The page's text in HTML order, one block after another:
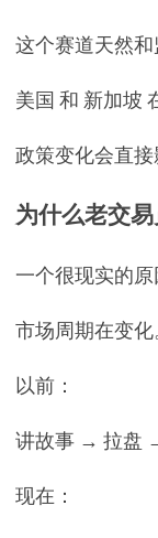
这个赛道天然和
美国 和 新加坡
政策变化会直接
为什么老交
一个很现实的原
市场周期在变化
以前：
讲故事 → 拉盘
现在：